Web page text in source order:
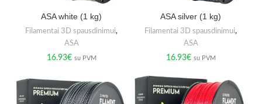
ASA white (1 kg)
Filamentai 3D spausdinimui,
ASA
16.93€ su PVM
ASA silver (1 kg)
Filamentai 3D spausdinimui,
ASA
16.93€ su PVM